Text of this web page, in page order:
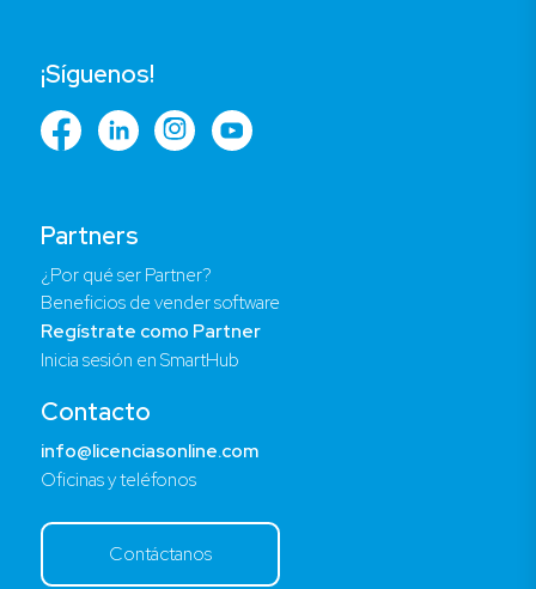
Partners
¿Por qué ser Partner?
Beneficios de vender software
Regístrate como Partner
Inicia sesión en SmartHub
Contacto
info@licenciasonline.com
Oficinas y teléfonos
Contáctanos
¡Síguenos!